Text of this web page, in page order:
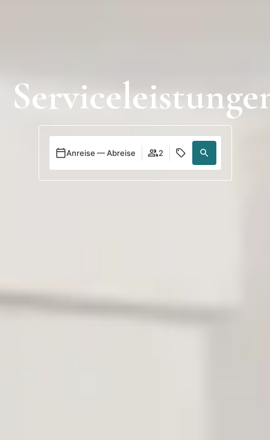
Anreise — Abreise 2